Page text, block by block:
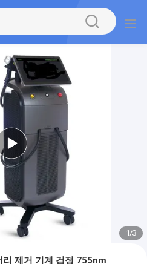
1/3
제거 기계 검정 755nm